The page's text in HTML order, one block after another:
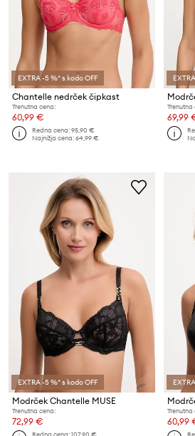
EXTRA -5 %* s kodo OFF
Chantelle nedrček čipkast
Trenutna cena:
60,99 €
Redna cena:95,90 €
Najnižja cena:64,99 €
Trenutna
69,99
EXTRA -5 %* s kodo OFF
Modrček Chantelle MUSE
Trenutna cena:
72,99 €
Trenutna
60,99